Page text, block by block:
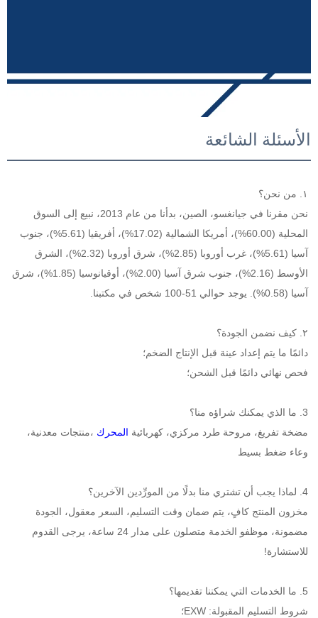
الأسئلة الشائعة
١. من نحن؟
آسيا (0.58%). يوجد حوالي 51-100 شخص في مكتبنا.
٢. كيف نضمن الجودة؟
دائمًا ما يتم إعداد عينة قبل الإنتاج الضخم؛
فحص نهائي دائمًا قبل الشحن؛
3. ما الذي يمكنك شراؤه منا؟
مضخة تفريغ، مروحة طرد مركزي، كهربائية المحرك
وعاء ضغط بسيط
4. لماذا يجب أن تشتري منا بدلًا من المورِّدين الآخرين؟
للاستشارة!
5. ما الخدمات التي يمكننا تقديمها؟
شروط التسليم المقبولة: EXW؛